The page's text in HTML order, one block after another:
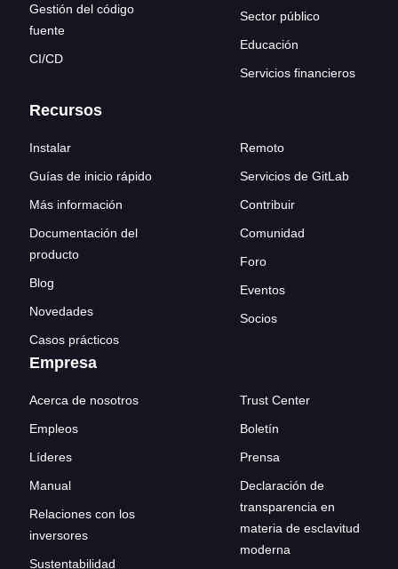
Gestión del código
fuente
CI/CD
Sector público
Educación
Servicios financieros
Recursos
Instalar
Guías de inicio rápido
Más información
Documentación del
producto
Blog
Novedades
Casos prácticos
Remoto
Servicios de GitLab
Contribuir
Comunidad
Foro
Eventos
Socios
Empresa
Acerca de nosotros
Empleos
Líderes
Manual
Relaciones con los
inversores
Sustentabilidad
Trust Center
Boletín
Prensa
Declaración de
transparencia en
materia de esclavitud
moderna